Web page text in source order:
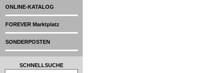
SCHNELLSUCHE
ONLINE-KATALOG
FOREVER Marktplatz
SONDERPOSTEN